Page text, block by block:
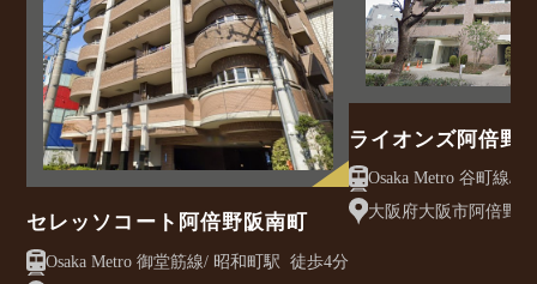
セレッソコート阿倍野阪南町
Osaka Metro 御堂筋線/ 昭和町駅 徒歩4分
ライオンズ阿倍野
大阪府大阪市阿倍野